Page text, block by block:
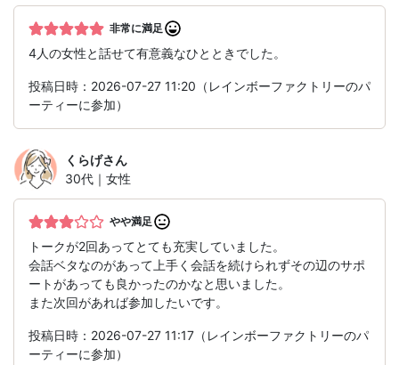
非常に満足
4人の女性と話せて有意義なひとときでした。
投稿日時：2026-07-27 11:20（レインボーファクトリーのパ
ーティーに参加）
くらげさん
30代｜女性
やや満足
トークが2回あってとても充実していました。
会話ベタなのがあって上手く会話を続けられずその辺のサポ
ートがあっても良かったのかなと思いました。
また次回があれば参加したいです。
投稿日時：2026-07-27 11:17（レインボーファクトリーのパ
ーティーに参加）